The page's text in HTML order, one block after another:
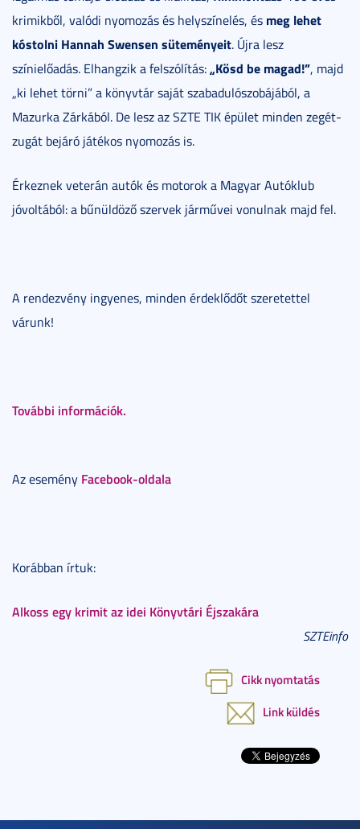
krimikből, valódi nyomozás és helyszínelés, és meg lehet
kóstolni Hannah Swensen süteményeit. Újra lesz
színielőadás. Elhangzik a felszólítás: „Kösd be magad!”, majd
„ki lehet törni” a könyvtár saját szabadulószobájából, a
Mazurka Zárkából. De lesz az SZTE TIK épület minden zegét-
zugát bejáró játékos nyomozás is.
Érkeznek veterán autók és motorok a Magyar Autóklub
jóvoltából: a bűnüldöző szervek járművei vonulnak majd fel.
A rendezvény ingyenes, minden érdeklődőt szeretettel
várunk!
További információk.
Az esemény Facebook-oldala
Korábban írtuk:
Alkoss egy krimit az idei Könyvtári Éjszakára
SZTEinfo
Cikk nyomtatás
Link küldés